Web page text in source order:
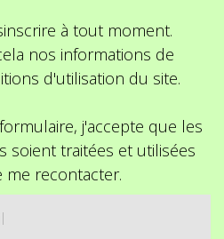
à tout moment.
nos informations de
d'utilisation du site.
j'accepte que les
soient traitées et utilisées
recontacter.